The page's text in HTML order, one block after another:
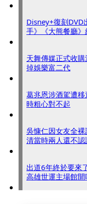
Disney+復刻
手》《大熊餐廳
天舞傳媒正式收
掉娛樂富二代
葛兆恩涉酒駕遭
時粗心對不起
吳慷仁因女友全
清當時兩人還不認
出道6年終於要
高雄世運主場館開